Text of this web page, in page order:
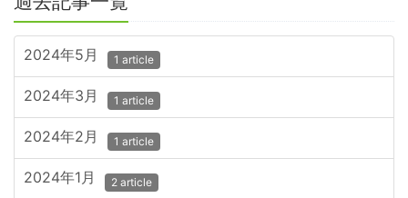
2024年5月 1 article
2024年3月 1 article
2024年2月 1 article
2024年1月 2 article